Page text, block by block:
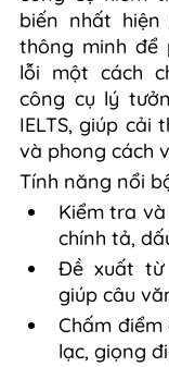
biến nhất
thông minh để
lỗi một cách
công cụ lý
IELTS, giúp cải
và phong cách
Tính năng nổi
Kiểm tra
chính tả,
Đề xuất từ
giúp câu
Chấm
lạc, giọng